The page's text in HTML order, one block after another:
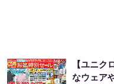
【ユニク
なウェア